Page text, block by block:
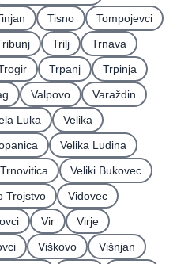
Tisno
Tompojevci
Trilj
Trnava
Trpanj
Trpinja
Valpovo
Varaždin
Luka
Velika
Velika Ludina
Veliki Bukovec
Trojstvo
Vidovec
Vir
Virje
Viškovo
Višnjan